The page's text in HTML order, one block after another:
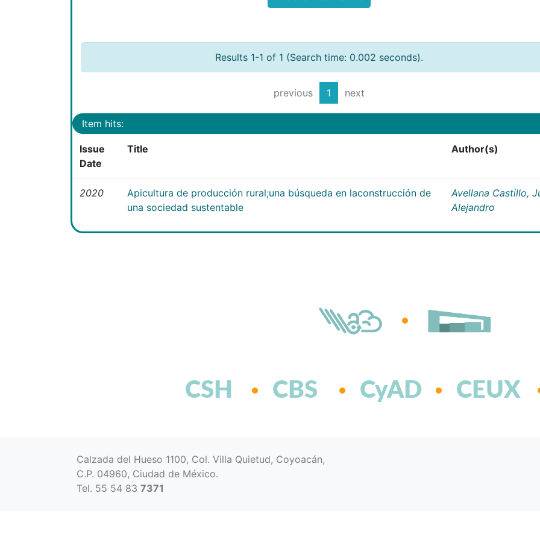
Results 1-1 of 1 (Search time: 0.002 seconds).
previous 1 next
Item hits:
Issue
Date
Title Author(s)
2020
Apicultura de producción rural;una búsqueda en laconstrucción de
una sociedad sustentable
Avellana Castillo,
Alejandro
CSH CBS CyAD CEUX
Calzada del Hueso 1100, Col. Villa Quietud, Coyoacán,
C.P. 04960, Ciudad de México.
Tel. 55 54 83 7371